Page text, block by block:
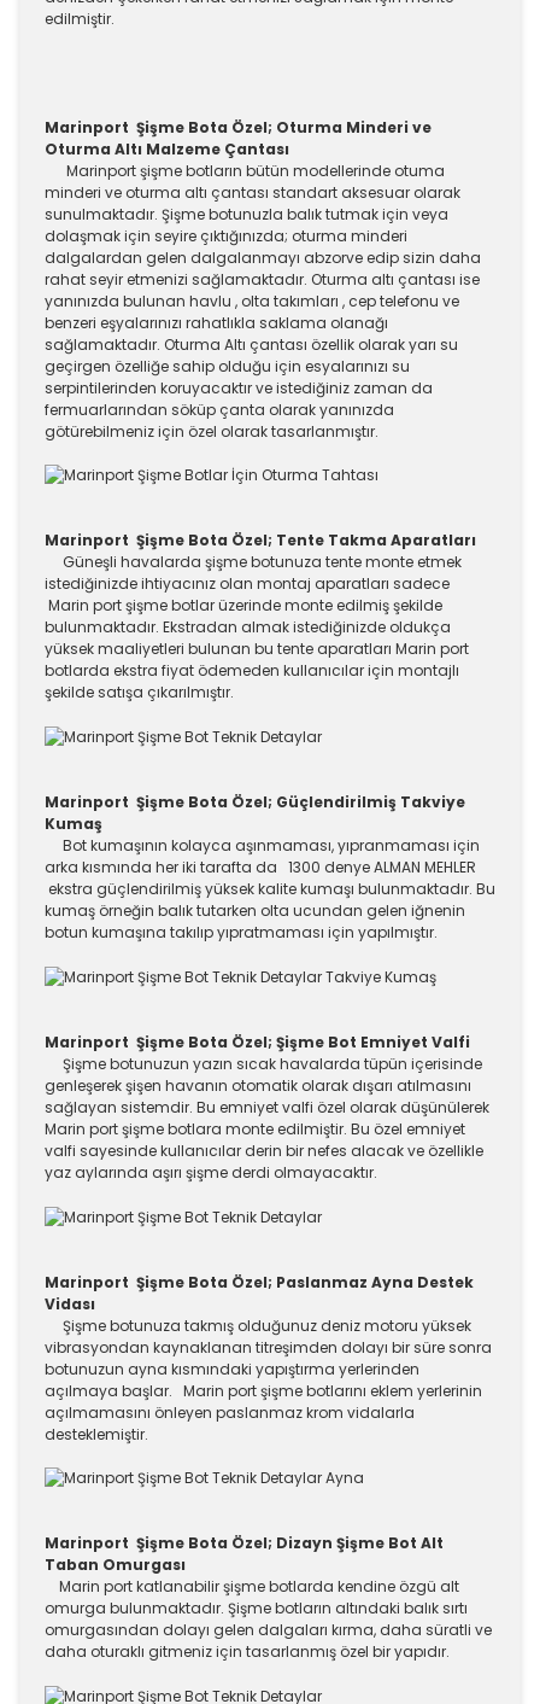
edilmiştir.
Marinport Şişme Bota Özel; Oturma Minderi ve
Oturma Altı Malzeme Çantası
Marinport şişme botların bütün modellerinde otuma
minderi ve oturma altı çantası standart aksesuar olarak
sunulmaktadır. Şişme botunuzla balık tutmak için veya
dolaşmak için seyire çıktığınızda; oturma minderi
dalgalardan gelen dalgalanmayı abzorve edip sizin daha
rahat seyir etmenizi sağlamaktadır. Oturma altı çantası ise
yanınızda bulunan havlu , olta takımları , cep telefonu ve
benzeri eşyalarınızı rahatlıkla saklama olanağı
sağlamaktadır. Oturma Altı çantası özellik olarak yarı su
geçirgen özelliğe sahip olduğu için esyalarınızı su
serpintilerinden koruyacaktır ve istediğiniz zaman da
fermuarlarından söküp çanta olarak yanınızda
götürebilmeniz için özel olarak tasarlanmıştır.
Marinport Şişme Bota Özel; Tente Takma Aparatları
Güneşli havalarda şişme botunuza tente monte etmek
istediğinizde ihtiyacınız olan montaj aparatları sadece
Marin port şişme botlar üzerinde monte edilmiş şekilde
bulunmaktadır. Ekstradan almak istediğinizde oldukça
yüksek maaliyetleri bulunan bu tente aparatları Marin port
botlarda ekstra fiyat ödemeden kullanıcılar için montajlı
şekilde satışa çıkarılmıştır.
Marinport Şişme Bota Özel; Güçlendirilmiş Takviye
Kumaş
Bot kumaşının kolayca aşınmaması, yıpranmaması için
arka kısmında her iki tarafta da 1300 denye ALMAN MEHLER
ekstra güçlendirilmiş yüksek kalite kumaşı bulunmaktadır. Bu
kumaş örneğin balık tutarken olta ucundan gelen iğnenin
botun kumaşına takılıp yıpratmaması için yapılmıştır.
Marinport Şişme Bota Özel; Şişme Bot Emniyet Valfi
Şişme botunuzun yazın sıcak havalarda tüpün içerisinde
genleşerek şişen havanın otomatik olarak dışarı atılmasını
sağlayan sistemdir. Bu emniyet valfi özel olarak düşünülerek
Marin port şişme botlara monte edilmiştir. Bu özel emniyet
valfi sayesinde kullanıcılar derin bir nefes alacak ve özellikle
yaz aylarında aşırı şişme derdi olmayacaktır.
Marinport Şişme Bota Özel; Paslanmaz Ayna Destek
Vidası
Şişme botunuza takmış olduğunuz deniz motoru yüksek
vibrasyondan kaynaklanan titreşimden dolayı bir süre sonra
botunuzun ayna kısmındaki yapıştırma yerlerinden
açılmaya başlar. Marin port şişme botlarını eklem yerlerinin
açılmamasını önleyen paslanmaz krom vidalarla
desteklemiştir.
Marinport Şişme Bota Özel; Dizayn Şişme Bot Alt
Taban Omurgası
Marin port katlanabilir şişme botlarda kendine özgü alt
omurga bulunmaktadır. Şişme botların altındaki balık sırtı
omurgasından dolayı gelen dalgaları kırma, daha süratli ve
daha oturaklı gitmeniz için tasarlanmış özel bir yapıdır.